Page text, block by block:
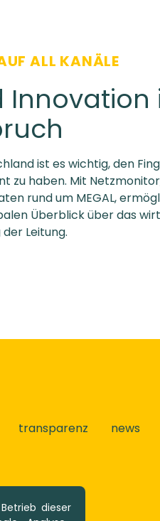
dieser
ALL KANÄLE
Innovation
ist es wichtig, den
zu haben. Mit
rund um MEGAL,
Überblick über das
Leitung.
transparenz
news